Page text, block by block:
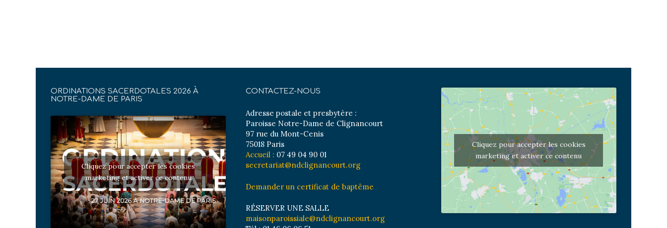
ORDINATIONS SACERDOTALES 2026 À
NOTRE-DAME DE PARIS
Cliquez pour accepter les cookies
marketing et activer ce contenu
CONTACTEZ-NOUS
Adresse postale et presbytère :
Paroisse Notre-Dame de Clignancourt
97 rue du Mont-Cenis
75018 Paris
Accueil : 07 49 04 90 01
secretariat@ndclignancourt.org
Demander un certificat de baptême
RÉSERVER UNE SALLE
maisonparoissiale@ndclignancourt.org
Cliquez pour accepter les cookies
marketing et activer ce contenu